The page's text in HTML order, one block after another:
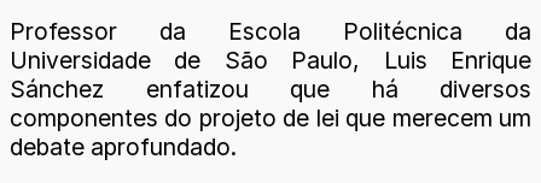
Professor da Escola Politécnica da
Universidade de São Paulo, Luis Enrique
Sánchez enfatizou que há diversos
componentes do projeto de lei que merecem um
debate aprofundado.